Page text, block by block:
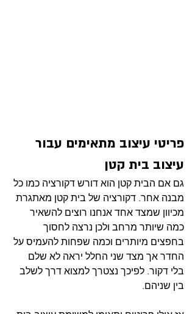
פריטי עיצוב מתאימים עבור
עיצוב בית קטן
גם אם הבית קטן הוא דורש דקורציה כמו כל
מבנה אחר. דקורציה של בית קטן מאתגרת
מכיוון שמצד אחד אנחנו רוצים להשאיר
כמה שיותר מרחב ולכן נרצה לחסוך
בחפצים מיותרים וכמה שפחות להעמיס על
החדר אך מצד שני החלל יראה לא שלם
בלי דקור. לפיכך נצטרך למצוא דרך לשלב
בין שניהם.